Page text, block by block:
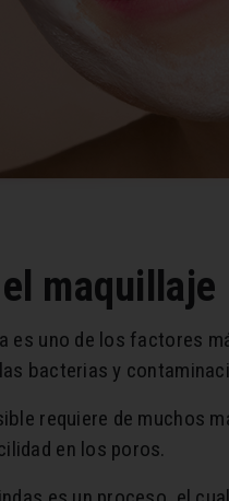
maquillaje
es uno de los factores
bacterias y
requiere de muchos
en los poros.